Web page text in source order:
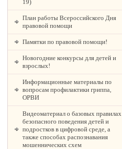
19)
План работы Всероссийского Дня
правовой помощи
Памятки по правовой помощи!
Новогодние конкурсы для детей и
взрослых!
Информационные материалы по
вопросам профилактики гриппа,
ОРВИ
Видеоматериал о базовых правилах
безопасного поведения детей и
подростков в цифровой среде, а
также способах распознавания
мошеннических схем